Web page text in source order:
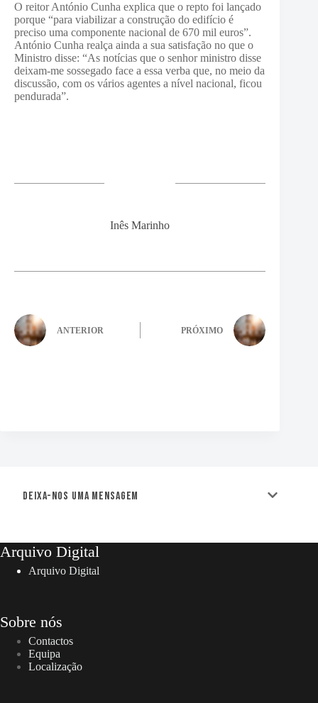
O reitor António Cunha explica que o repto foi lançado
porque “para viabilizar a construção do edifício é
preciso uma componente nacional de 670 mil euros”.
António Cunha realça ainda a sua satisfação no que o
Ministro disse: “As notícias que o senhor ministro disse
deixam-me sossegado face a essa verba que, no meio da
discussão, com os vários agentes a nível nacional, ficou
pendurada”.
Inês Marinho
ANTERIOR PRÓXIMO
Deixa-nos uma mensagem
Arquivo Digital
Arquivo Digital
Sobre nós
Contactos
Equipa
Localização